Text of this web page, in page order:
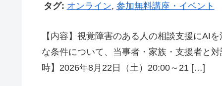
タグ: オンライン, 参加無料講座・イベント
【内容】視覚障害のある人の相談支援にAI
な条件について、当事者・家族・支援者と
時】2026年8月22日（土）20:00～21 […]